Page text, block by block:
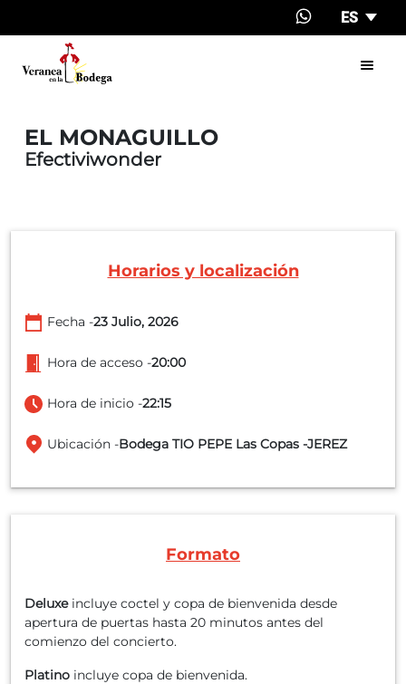
Redes sociales
ES
EL MONAGUILLO
Efectiviwonder
Horarios y localización
Fecha -23 Julio, 2026
Hora de acceso -20:00
Hora de inicio -22:15
Ubicación -Bodega TIO PEPE Las Copas -JEREZ
Formato
Deluxeincluye coctel y copa de bienvenida desde
apertura de puertas hasta 20 minutos antes del
comienzo del concierto.
Platino incluye copa de bienvenida.